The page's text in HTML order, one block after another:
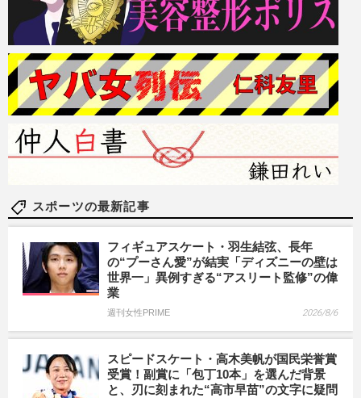
スポーツの最新記事
フィギュアスケート・羽生結弦、長年
の“プーさん愛”が結実「ディズニーの壁は
世界一」異例すぎる“アスリート監修”の偉
業
週刊女性PRIME 2026/8/6
スピードスケート・高木美帆が国民栄誉賞
受賞！副賞に「包丁10本」を選んだ背景
と、刃に刻まれた“高市早苗”の文字に疑問